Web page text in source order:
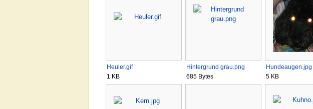
Heuler.gif
1 KB
Hintergrund grau.png
685 Bytes
Hundeaugen.jpg
5 KB